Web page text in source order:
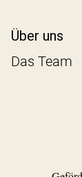
Über uns
Das Team